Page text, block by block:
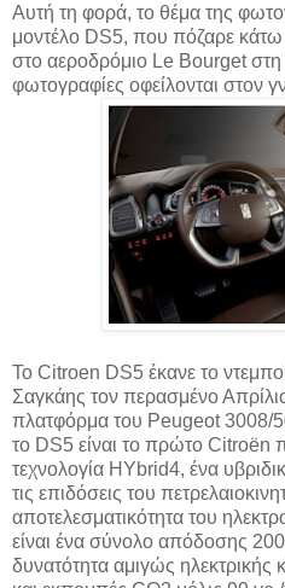
Αυτή τη φορά, το θέμα της
μοντέλο DS5, που πόζαρε
στο αεροδρόμιο Le Bourget στη
φωτογραφίες οφείλονται στον
Το Citroen DS5 έκανε το
Σαγκάης τον περασμένο
πλατφόρμα του Peugeot 3008/
το DS5 είναι το πρώτο Citroën
τεχνολογία HYbrid4, ένα
τις επιδόσεις του
αποτελεσματικότητα του
είναι ένα σύνολο απόδοσης
δυνατότητα αμιγώς ηλεκτρικής